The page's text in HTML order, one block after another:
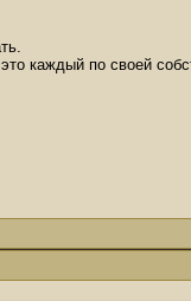
каждый по своей